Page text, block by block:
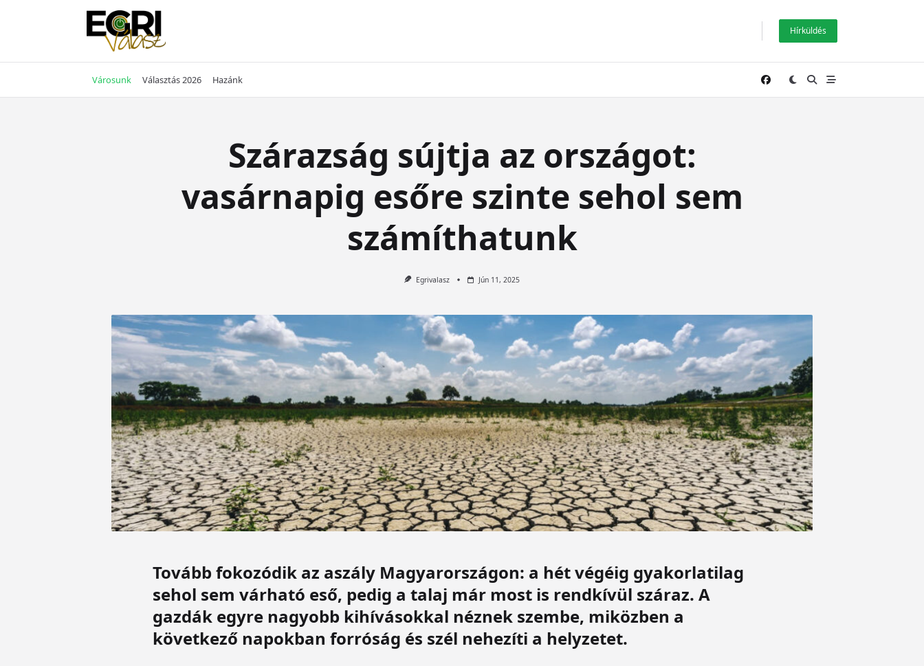
Hírküldés
Városunk Választás 2026 Hazánk
Szárazság sújtja az országot:
vasárnapig esőre szinte sehol sem
számíthatunk
Egrivalasz Jún 11, 2025
Tovább fokozódik az aszály Magyarországon: a hét végéig gyakorlatilag
sehol sem várható eső, pedig a talaj már most is rendkívül száraz. A
gazdák egyre nagyobb kihívásokkal néznek szembe, miközben a
következő napokban forróság és szél nehezíti a helyzetet.